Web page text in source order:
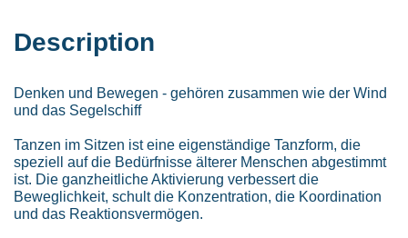
Description
Denken und Bewegen - gehören zusammen wie der Wind
und das Segelschiff
Tanzen im Sitzen ist eine eigenständige Tanzform, die
speziell auf die Bedürfnisse älterer Menschen abgestimmt
ist. Die ganzheitliche Aktivierung verbessert die
Beweglichkeit, schult die Konzentration, die Koordination
und das Reaktionsvermögen.